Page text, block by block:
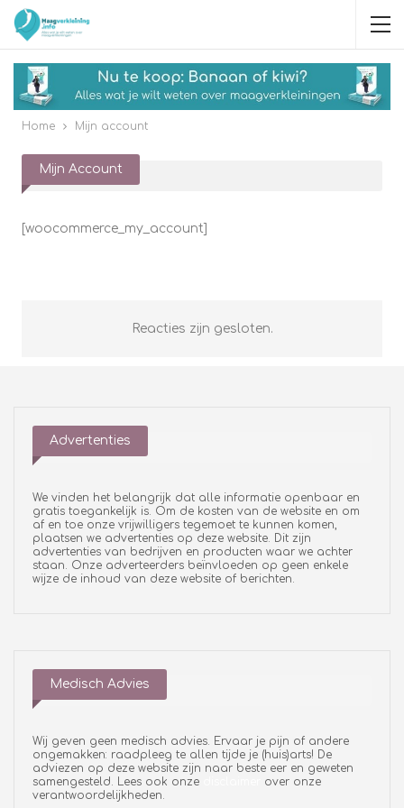
Home Mijn account
Mijn Account
[woocommerce_my_account]
Reacties zijn gesloten.
Advertenties
We vinden het belangrijk dat alle informatie openbaar en
gratis toegankelijk is. Om de kosten van de website en om
af en toe onze vrijwilligers tegemoet te kunnen komen,
plaatsen we advertenties op deze website. Dit zijn
advertenties van bedrijven en producten waar we achter
staan. Onze adverteerders beïnvloeden op geen enkele
wijze de inhoud van deze website of berichten.
Medisch Advies
Wij geven geen medisch advies. Ervaar je pijn of andere
ongemakken: raadpleeg te allen tijde je (huis)arts! De
adviezen op deze website zijn naar beste eer en geweten
samengesteld. Lees ook onze
over onze
verantwoordelijkheden.